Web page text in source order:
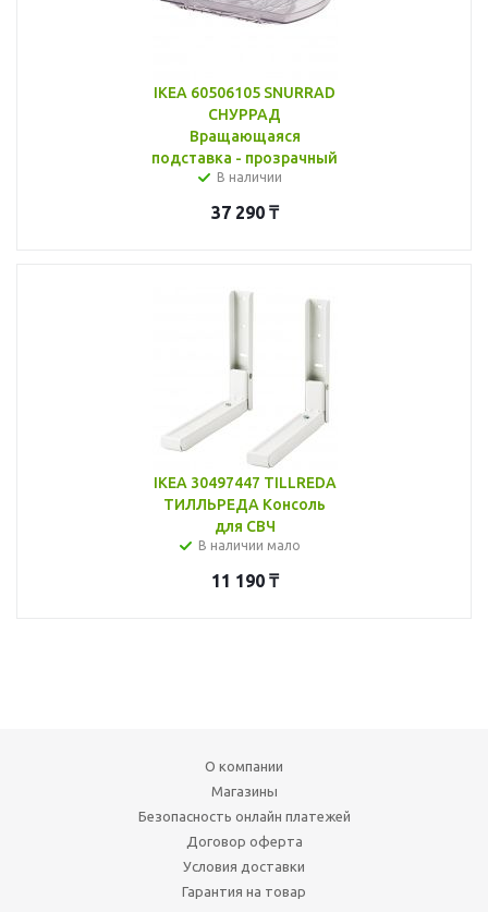
IKEA 60506105 SNURRAD
СНУРРАД
Вращающаяся
подставка - прозрачный
В наличии
37 290₸
IKEA 30497447 TILLREDA
ТИЛЛЬРЕДА Консоль
для СВЧ
В наличии мало
11 190₸
О компании
Магазины
Безопасность онлайн платежей
Договор оферта
Условия доставки
Гарантия на товар